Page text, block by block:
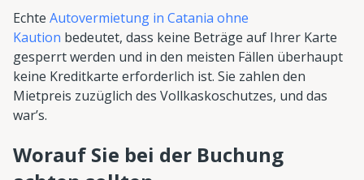
Echte Autovermietung in Catania ohne
Kaution bedeutet, dass keine Beträge auf Ihrer Karte
gesperrt werden und in den meisten Fällen überhaupt
keine Kreditkarte erforderlich ist. Sie zahlen den
Mietpreis zuzüglich des Vollkaskoschutzes, und das
war’s.
Worauf Sie bei der Buchung